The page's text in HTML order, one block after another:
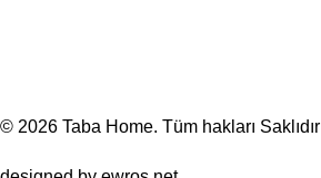
© 2026 Taba Home. Tüm hakları Saklıdır